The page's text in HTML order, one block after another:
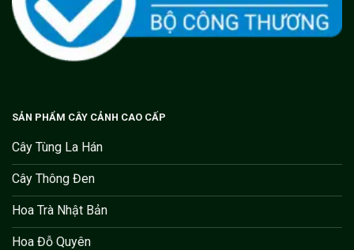
SẢN PHẨM CÂY CẢNH CAO CẤP
Cây Tùng La Hán
Cây Thông Đen
Hoa Trà Nhật Bản
Hoa Đỗ Quyên